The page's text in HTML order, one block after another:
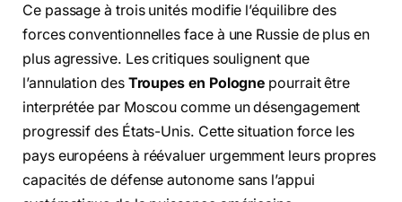
Ce passage à trois unités modifie l’équilibre des
forces conventionnelles face à une Russie de plus en
plus agressive. Les critiques soulignent que
l’annulation des Troupes en Pologne pourrait être
interprétée par Moscou comme un désengagement
progressif des États-Unis. Cette situation force les
pays européens à réévaluer urgemment leurs propres
capacités de défense autonome sans l’appui